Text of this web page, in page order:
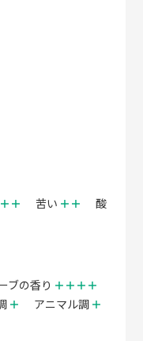
＋＋ 苦い ＋＋
酸
ブの香り ＋＋＋＋
＋ アニマル調 ＋